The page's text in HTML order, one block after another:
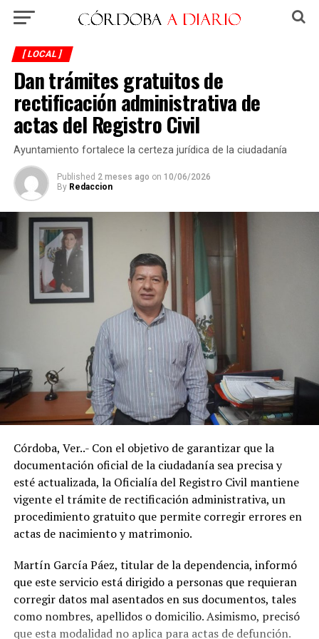
[ LOCAL ]
Dan trámites gratuitos de
rectificación administrativa de
actas del Registro Civil
Ayuntamiento fortalece la certeza jurídica de la ciudadanía
Published 2 meses ago on 10/06/2026
By Redaccion
Córdoba, Ver..- Con el objetivo de garantizar que la
documentación oficial de la ciudadanía sea precisa y
esté actualizada, la Oficialía del Registro Civil mantiene
vigente el trámite de rectificación administrativa, un
procedimiento gratuito que permite corregir errores en
actas de nacimiento y matrimonio.
Martín García Páez, titular de la dependencia, informó
que este servicio está dirigido a personas que requieran
corregir datos mal asentados en sus documentos, tales
como nombres, apellidos o domicilio. Asimismo, precisó
que esta modalidad no aplica para actas de defunción.